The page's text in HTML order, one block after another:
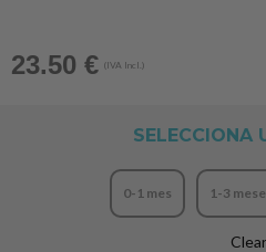
23.50 € (IVA Incl.)
SELECCIONA
0-1 mes 1-3
Clear